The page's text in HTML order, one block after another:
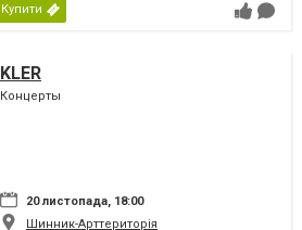
Купити
KLER
Концерты
20 листопада, 18:00
Шинник-Арттериторія